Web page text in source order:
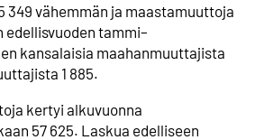
349 vähemmän ja maastamuuttoja
edellisvuoden tammi–
kansalaisia maahanmuuttajista
1 885.
kertyi alkuvuonna
57 625. Laskua edelliseen